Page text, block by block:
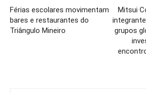
Férias escolares movimentam
bares e restaurantes do
Triângulo Mineiro
Mitsui
grupos